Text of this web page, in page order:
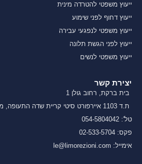
ייעוץ משפטי להטרדה מינית
ייעוץ דחוף לפני שימוע
ייעוץ משפטי לנפגעי עבירה
ייעוץ לפני הגשת תלונה
ייעוץ משפטי לנשים
יצירת קשר
בית ברקת, רחוב גולן 1
ת.ד 1103 איירפורט סיטי קריית שדה התעופה, מיקוד 7010000
טל': 054-5804042
פקס: 02-533-5704
אימייל: le@limorezioni.com